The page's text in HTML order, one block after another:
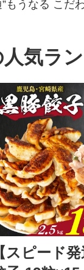
”もうなる こだ
気ラ
【スピード